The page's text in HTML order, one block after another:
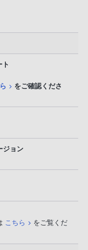
をご確認くださ
ジョン
こちら
をご覧くだ